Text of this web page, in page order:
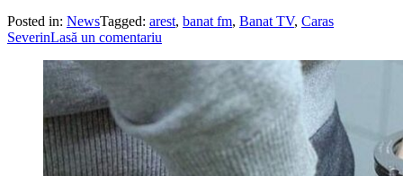
Posted in: NewsTagged: arest, banat fm, Banat TV, Caras
SeverinLasă un comentariu